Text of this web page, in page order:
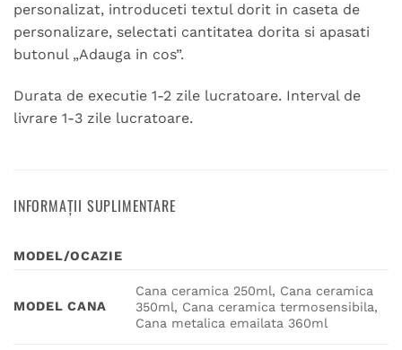
personalizat, introduceti textul dorit in caseta de
personalizare, selectati cantitatea dorita si apasati
butonul „Adauga in cos”.
Durata de executie 1-2 zile lucratoare. Interval de
livrare 1-3 zile lucratoare.
INFORMAȚII SUPLIMENTARE
MODEL/OCAZIE
MODEL CANA
Cana ceramica 250ml, Cana ceramica
350ml, Cana ceramica termosensibila,
Cana metalica emailata 360ml